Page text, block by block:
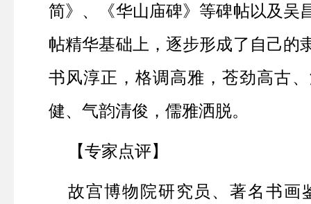
简》、《华山庙碑》等碑帖以及吴
帖精华基础上，逐步形成了自己的
书风淳正，格调高雅，苍劲高古
健、气韵清俊，儒雅洒脱。
【专家点评】
故宫博物院研究员、著名书画